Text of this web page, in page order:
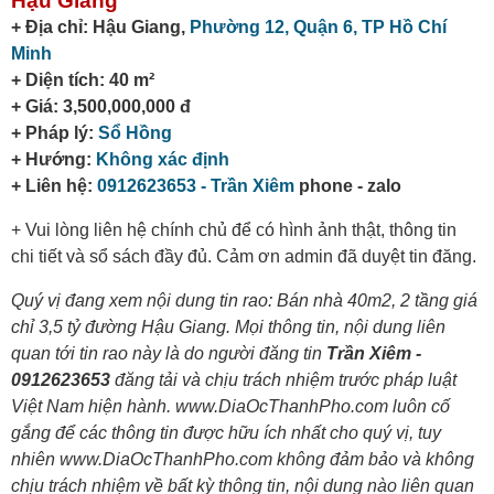
+ Địa chỉ: Hậu Giang, Phường 12, Quận 6, TP Hồ Chí
Minh
+ Diện tích: 40 m²
+ Giá: 3,500,000,000 đ
+ Pháp lý: Sổ Hồng
+ Hướng: Không xác định
+ Liên hệ: 0912623653 - Trần Xiêm phone - zalo
+ Vui lòng liên hệ chính chủ để có hình ảnh thật, thông tin
chi tiết và sổ sách đầy đủ. Cảm ơn admin đã duyệt tin đăng.
Quý vị đang xem nội dung tin rao: Bán nhà 40m2, 2 tầng giá
chỉ 3,5 tỷ đường Hậu Giang. Mọi thông tin, nội dung liên
quan tới tin rao này là do người đăng tin Trần Xiêm -
0912623653 đăng tải và chịu trách nhiệm trước pháp luật
Việt Nam hiện hành. www.DiaOcThanhPho.com luôn cố
gắng để các thông tin được hữu ích nhất cho quý vị, tuy
nhiên www.DiaOcThanhPho.com không đảm bảo và không
chịu trách nhiệm về bất kỳ thông tin, nội dung nào liên quan